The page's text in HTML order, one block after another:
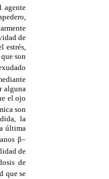
agente
de
estrés,
son
alguna
el ojo
son
la
última
β–
de
de
que se